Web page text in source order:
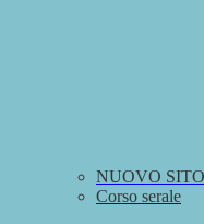
NUOVO
Corso serale